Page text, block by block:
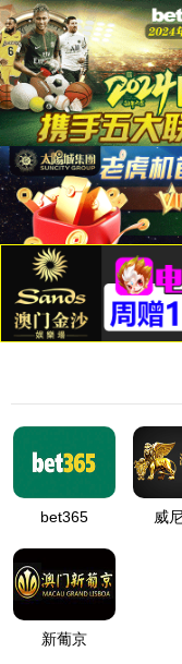
404
文